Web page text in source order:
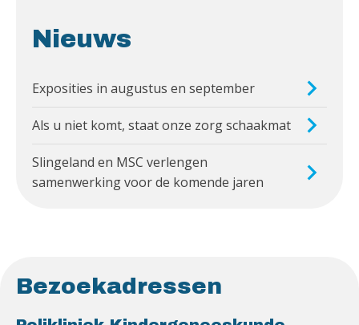
Nieuws
Exposities in augustus en september
Als u niet komt, staat onze zorg schaakmat
Slingeland en MSC verlengen
samenwerking voor de komende jaren
Bezoekadressen